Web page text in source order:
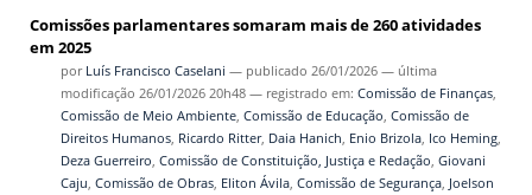
Comissões parlamentares somaram mais de 260 atividades
em 2025
por Luís Francisco Caselani — publicado 26/01/2026 — última
modificação 26/01/2026 20h48 — registrado em: Comissão de Finanças,
Comissão de Meio Ambiente, Comissão de Educação, Comissão de
Direitos Humanos, Ricardo Ritter, Daia Hanich, Enio Brizola, Ico Heming,
Deza Guerreiro, Comissão de Constituição, Justiça e Redação, Giovani
Caju, Comissão de Obras, Eliton Ávila, Comissão de Segurança, Joelson